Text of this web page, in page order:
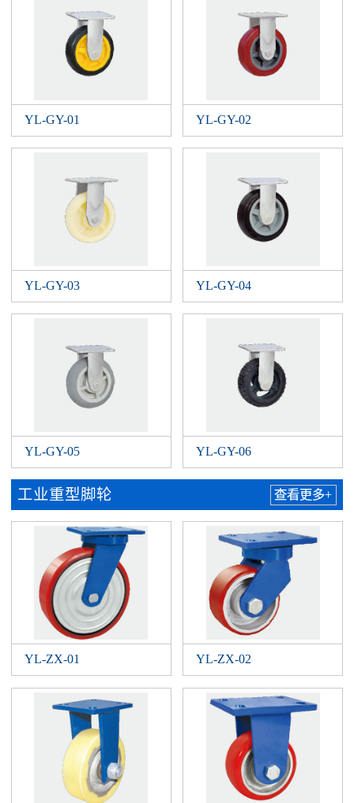
YL-GY-01 YL-GY-02
YL-GY-03 YL-GY-04
YL-GY-05 YL-GY-06
工业重型脚轮 查看更多+
YL-ZX-01 YL-ZX-02